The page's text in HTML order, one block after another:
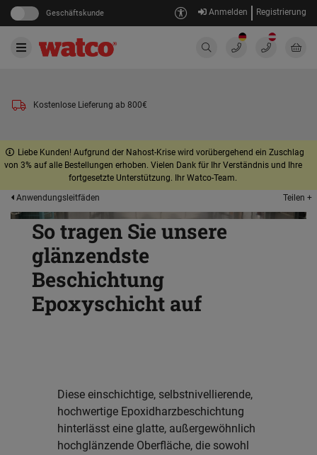
Geschäftskunde Anmelden Registrierung
Kostenlose Lieferung ab 800€
Liebe Kunden! Aufgrund der Nahost-Krise wird vorübergehend ein Zuschlag
von 3% auf alle Bestellungen erhoben. Vielen Dank für Ihr Verständnis und Ihre
fortgesetzte Unterstützung. Ihr Watco-Team.
Anwendungsleitfäden
Teilen +
So tragen Sie unsere
glänzendste
Beschichtung
Epoxyschicht auf
Diese einschichtige, selbstnivellierende,
hochwertige Epoxidharzbeschichtung
hinterlässt eine glatte, außergewöhnlich
hochglänzende Oberfläche, die sowohl